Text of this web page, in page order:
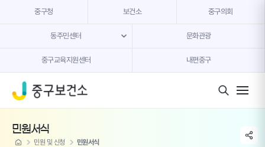
중구청 보건소 중구의회
동주민센터 문화관광
중구교육지원센터 내편중구
민원서식
home 민원 및 신청 민원서식
share